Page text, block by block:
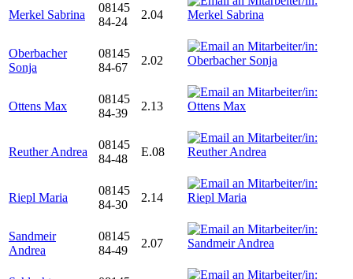
Merkel Sabrina
08145
84-24
2.04
Oberbacher
Sonja
08145
84-67
2.02
Ottens Max
08145
84-39
2.13
Reuther Andrea
08145
84-48
E.08
Riepl Maria
08145
84-30
2.14
Sandmeir
Andrea
08145
84-49
2.07